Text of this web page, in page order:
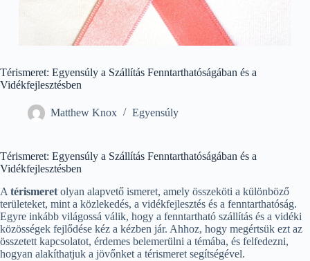
Térismeret: Egyensúly a Szállítás Fenntarthatóságában és a
Vidékfejlesztésben
Matthew Knox Egyensúly
Térismeret: Egyensúly a Szállítás Fenntarthatóságában és a
Vidékfejlesztésben
A térismeret olyan alapvető ismeret, amely összeköti a különböző
területeket, mint a közlekedés, a vidékfejlesztés és a fenntarthatóság.
Egyre inkább világossá válik, hogy a fenntartható szállítás és a vidéki
közösségek fejlődése kéz a kézben jár. Ahhoz, hogy megértsük ezt az
összetett kapcsolatot, érdemes belemerülni a témába, és felfedezni,
hogyan alakíthatjuk a jövőnket a térismeret segítségével.